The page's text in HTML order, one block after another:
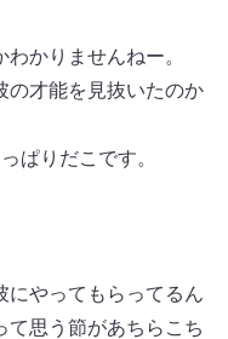
かりませんねー。
の才能を見抜いたのか
ぱりだこです。
にやってもらってるん
て思う節があちらこち